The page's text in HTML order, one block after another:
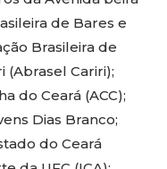
de Bares e
Brasileira de
(Abrasel Cariri);
do Ceará (ACC);
Dias Branco;
do Ceará